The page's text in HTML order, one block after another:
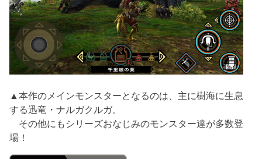
▲本作のメインモンスターとなるのは、主に樹海に生息
する迅竜・ナルガクルガ。
その他にもシリーズおなじみのモンスター達が多数登
場！